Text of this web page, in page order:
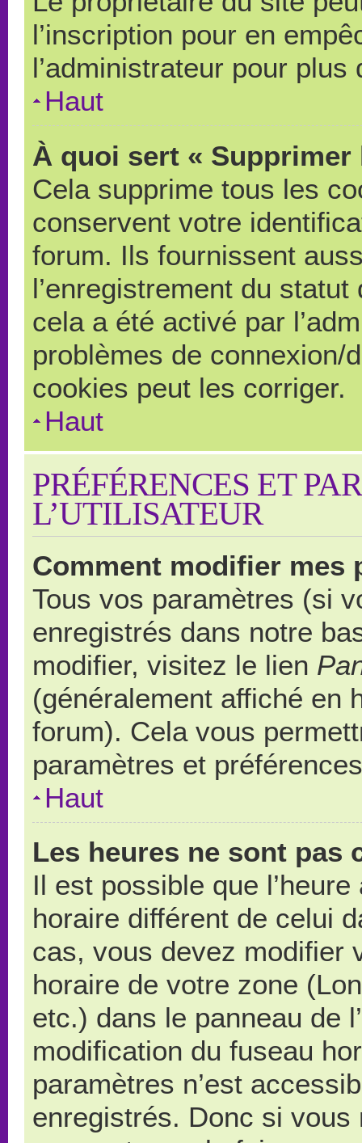
l’inscription pour en
l’administrateur pour
Haut
À quoi sert «
Cela supprime tous les
conservent votre
forum. Ils fournissent
l’enregistrement du
cela a été activé par
problèmes de connexion/
cookies peut les corriger.
Haut
PRÉFÉRENCES ET
L’UTILISATEUR
Comment modifier mes
Tous vos paramètres (si
enregistrés dans notre
modifier, visitez le lien
(généralement affiché en
forum). Cela vous
paramètres et
Haut
Les heures ne sont pas
Il est possible que
horaire différent de celui
cas, vous devez modifier
horaire de votre zone
etc.) dans le panneau de
modification du fuseau
paramètres n’est
enregistrés. Donc si vous